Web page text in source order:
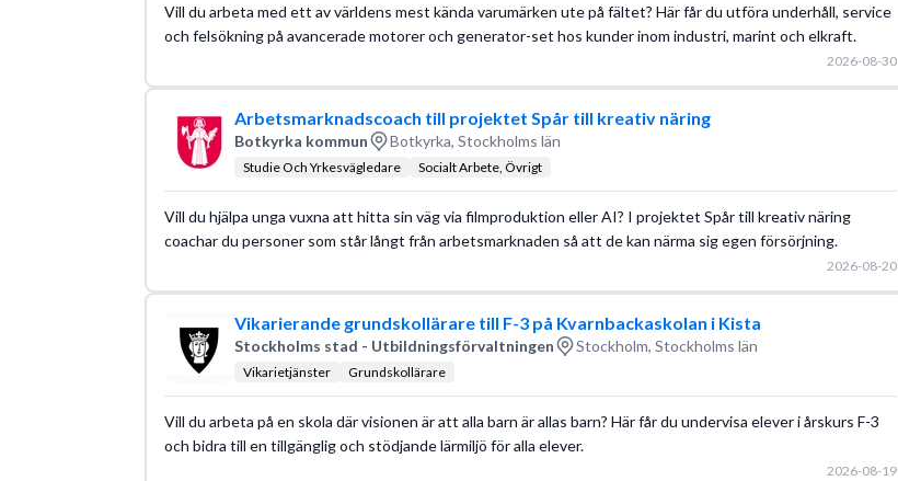
Vill du arbeta med ett av världens mest kända varumärken ute på fältet? Här får du utföra underhåll, service
och felsökning på avancerade motorer och generator-set hos kunder inom industri, marint och elkraft.
2026-08-30
Arbetsmarknadscoach till projektet Spår till kreativ näring
Botkyrka kommun Botkyrka, Stockholms län
Studie Och Yrkesvägledare Socialt Arbete, Övrigt
Vill du hjälpa unga vuxna att hitta sin väg via filmproduktion eller AI? I projektet Spår till kreativ näring
coachar du personer som står långt från arbetsmarknaden så att de kan närma sig egen försörjning.
2026-08-20
Vikarierande grundskollärare till F-3 på Kvarnbackaskolan i Kista
Stockholms stad - Utbildningsförvaltningen Stockholm, Stockholms län
Vikarietjänster Grundskollärare
Vill du arbeta på en skola där visionen är att alla barn är allas barn? Här får du undervisa elever i årskurs F-3
och bidra till en tillgänglig och stödjande lärmiljö för alla elever.
2026-08-19